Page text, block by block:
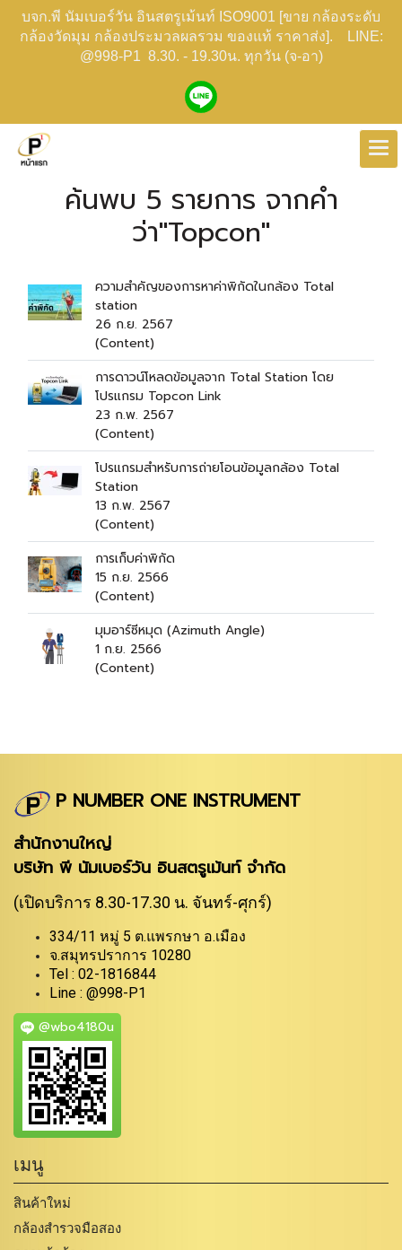
บจก.พี นัมเบอร์วัน อินสตรูเม้นท์ ISO9001 [ขาย กล้องระดับ
กล้องวัดมุม กล้องประมวลผลรวม ของแท้ ราคาส่ง]. LINE:
@998-P1 8.30. - 19.30น. ทุกวัน (จ-อา)
ค้นพบ 5 รายการ จากคำ
ว่า"Topcon"
ความสำคัญของการหาค่าพิกัดในกล้อง Total
station
26 ก.ย. 2567
(Content)
การดาวน์โหลดข้อมูลจาก Total Station โดย
โปรแกรม Topcon Link
23 ก.พ. 2567
(Content)
โปรแกรมสำหรับการถ่ายโอนข้อมูลกล้อง Total
Station
13 ก.พ. 2567
(Content)
การเก็บค่าพิกัด
15 ก.ย. 2566
(Content)
มุมอาร์ซีหมุด (Azimuth Angle)
1 ก.ย. 2566
(Content)
P NUMBER ONE INSTRUMENT
สำนักงานใหญ่
บริษัท พี นัมเบอร์วัน อินสตรูเม้นท์ จำกัด
(เปิดบริการ 8.30-17.30 น. จันทร์-ศุกร์)
334/11 หมู่ 5 ต.แพรกษา อ.เมือง
จ.สมุทรปราการ 10280
Tel : 02-1816844
Line : @998-P1
@wbo4180u
เมนู
สินค้าใหม่
กล้องสำรวจมือสอง